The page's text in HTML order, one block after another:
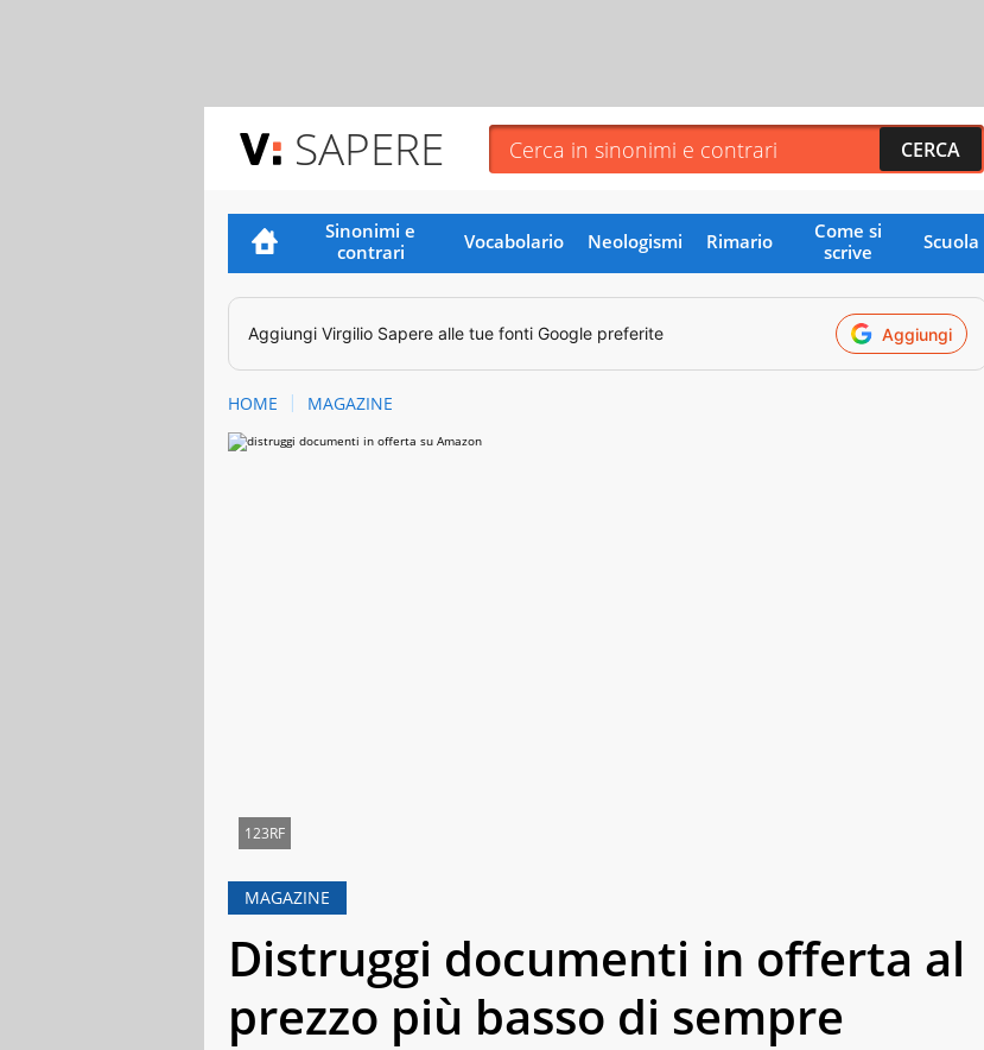
SAPERE
Sinonimi e
contrari
Vocabolario Neologismi Rimario
Come si
scrive
Scuola
Aggiungi Virgilio Sapere alle tue fonti Google preferite Aggiungi
HOME MAGAZINE
123RF
MAGAZINE
Distruggi documenti in offerta al
prezzo più basso di sempre